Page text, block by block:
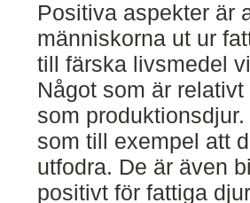
Positiva aspekter är
människorna ut ur
till färska livsmedel
Något som är
som
som till exempel att
utfodra. De är även
positivt för fattiga